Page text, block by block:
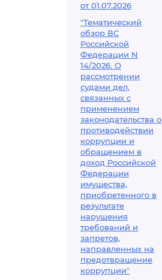
от 01.07.2026
"Тематический
обзор ВС
Российской
Федерации N
14/2026. О
рассмотрении
судами дел,
связанных с
применением
законодательства о
противодействии
коррупции и
обращением в
доход Российской
Федерации
имущества,
приобретенного в
результате
нарушения
требований и
запретов,
направленных на
предотвращение
коррупции"